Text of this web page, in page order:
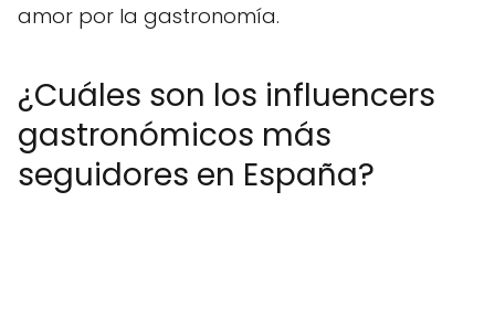
amor por la gastronomía.
¿Cuáles son los influencers
gastronómicos más
seguidores en España?